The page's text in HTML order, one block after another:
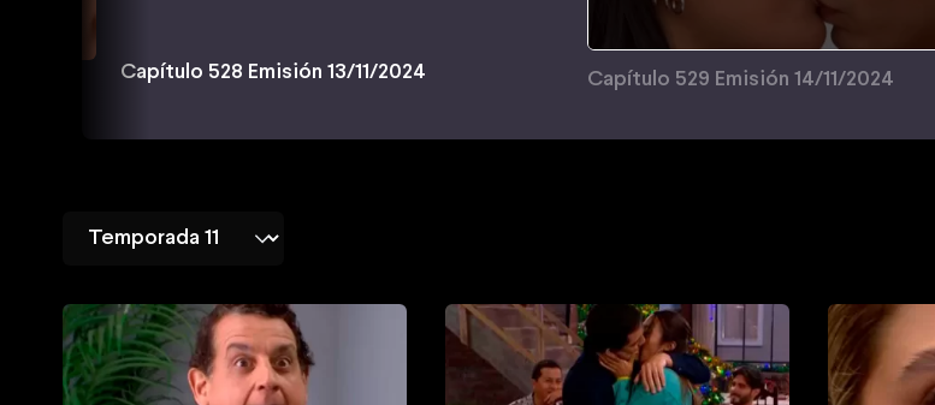
Capítulo 528 Emisión 13/11/2024 Capítulo 529 Emisión 14/11/2024